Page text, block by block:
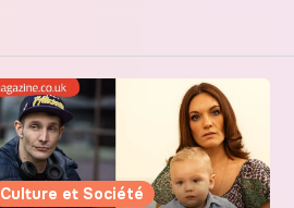
Culture et Société